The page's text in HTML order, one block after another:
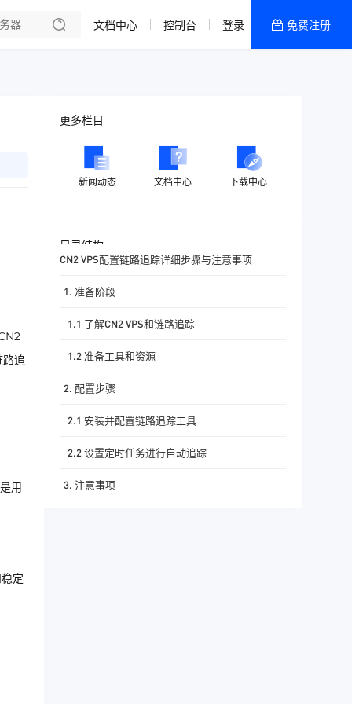
香港精品CN2云
文档中心 控制台 登录 免费注册
追
用
定
更多栏目
新闻动态 文档中心 下载中心
目录结构
CN2 VPS配置链路追踪详细步骤与注意事项
1. 准备阶段
1.1 了解CN2 VPS和链路追踪
1.2 准备工具和资源
2. 配置步骤
2.1 安装并配置链路追踪工具
2.2 设置定时任务进行自动追踪
3. 注意事项